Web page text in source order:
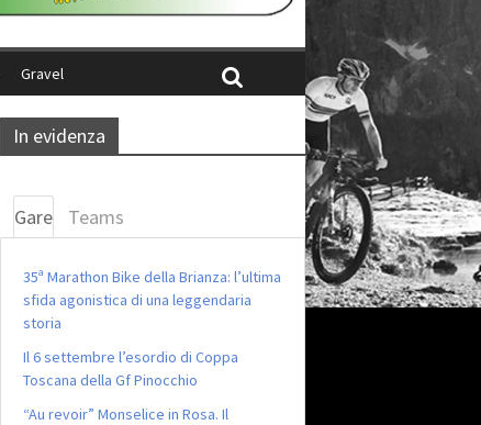
Gravel
In evidenza
Gare Teams
35ª Marathon Bike della Brianza: l’ultima
sfida agonistica di una leggendaria
storia
Il 6 settembre l’esordio di Coppa
Toscana della Gf Pinocchio
“Au revoir” Monselice in Rosa. Il